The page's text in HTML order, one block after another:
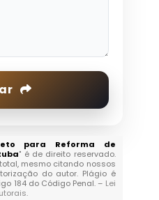
para Reforma de
" é de direito reservado.
mesmo citando nossos
do autor. Plágio é
184 do Código Penal. – Lei
.